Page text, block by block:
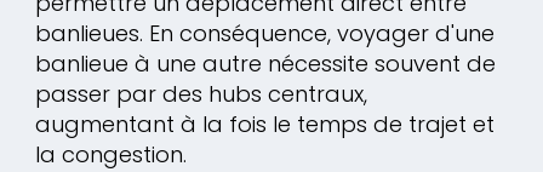
banlieues. En conséquence, voyager d'une
banlieue à une autre nécessite souvent de
passer par des hubs centraux,
augmentant à la fois le temps de trajet et
la congestion.